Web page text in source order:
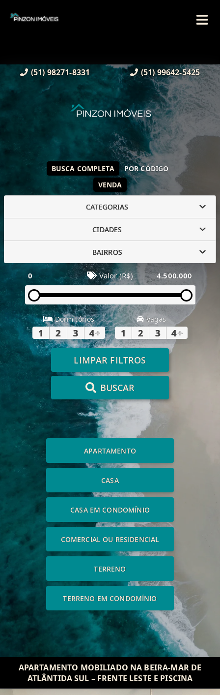
(51) 98271-8331 (51) 99642-5425
VENDA
BUSCA COMPLETA POR CÓDIGO
CATEGORIAS
CIDADES
BAIRROS
0 Valor (R$) 4.500.000
Dormitórios
1 2 3 4+
Vagas
1 2 3 4+
LIMPAR FILTROS
BUSCAR
APARTAMENTO
CASA
CASA EM CONDOMÍNIO
COMERCIAL OU RESIDENCIAL
TERRENO
TERRENO EM CONDOMÍNIO
APARTAMENTO MOBILIADO NA BEIRA-MAR DE
ATLÂNTIDA SUL – FRENTE LESTE E PISCINA